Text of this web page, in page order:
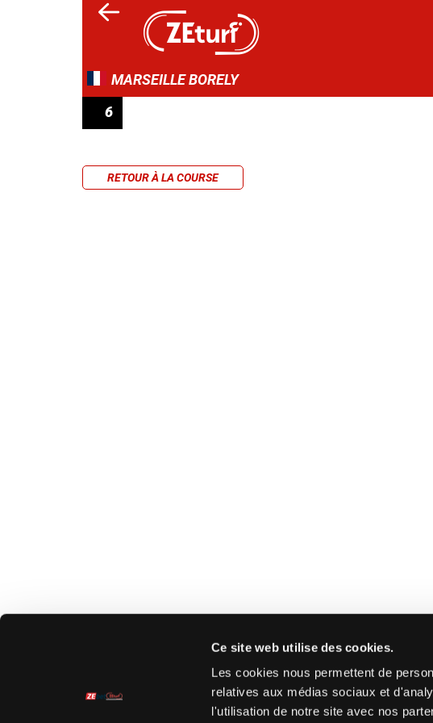
Ce site web utilise des cookies.
Les cookies nous permettent de
relatives aux médias sociaux et
l'utilisation de notre site avec nos
MARSEILLE BORELY
6
RETOUR À LA COURSE